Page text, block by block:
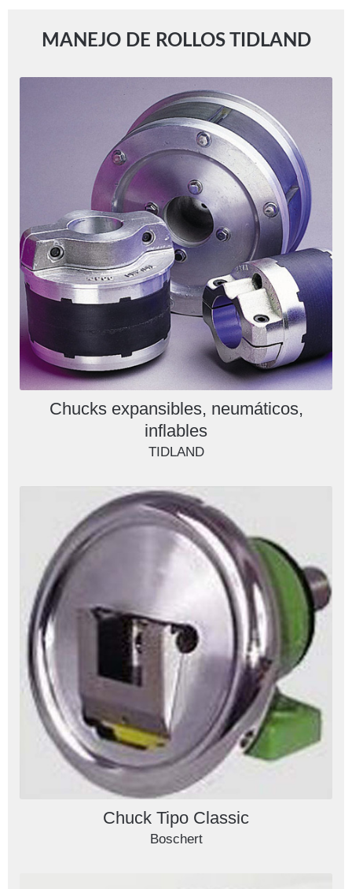
MANEJO DE ROLLOS TIDLAND
Chucks expansibles, neumáticos,
inflables
TIDLAND
Chuck Tipo Classic
Boschert